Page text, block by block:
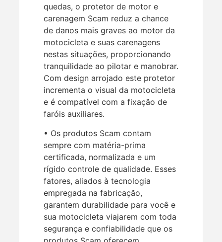
quedas, o protetor de motor e
carenagem Scam reduz a chance
de danos mais graves ao motor da
motocicleta e suas carenagens
nestas situações, proporcionando
tranquilidade ao pilotar e manobrar.
Com design arrojado este protetor
incrementa o visual da motocicleta
e é compatível com a fixação de
faróis auxiliares.
• Os produtos Scam contam
sempre com matéria-prima
certificada, normalizada e um
rígido controle de qualidade. Esses
fatores, aliados à tecnologia
empregada na fabricação,
garantem durabilidade para você e
sua motocicleta viajarem com toda
segurança e confiabilidade que os